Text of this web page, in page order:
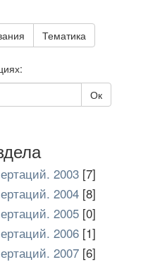
Тематика
Ок
2003 [7]
2004 [8]
2005 [0]
2006 [1]
2007 [6]